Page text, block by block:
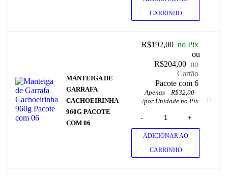
CARRINHO
MANTEIGA DE
GARRAFA
CACHOEIRINHA
960G PACOTE
COM 06
R$192,00 no Pix
ou
R$204,00 no
Cartão
Pacote com 6
Apenas R$32,00
/por Unidade no Pix
ADICIONAR AO
CARRINHO